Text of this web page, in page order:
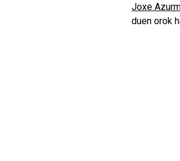
Joxe
duen orok